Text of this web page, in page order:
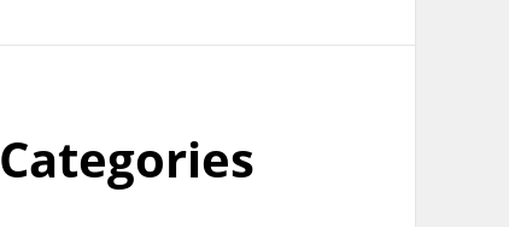
Categories